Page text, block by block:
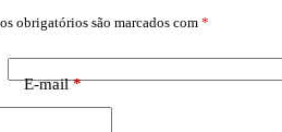
obrigatórios são marcados com *
E-mail*